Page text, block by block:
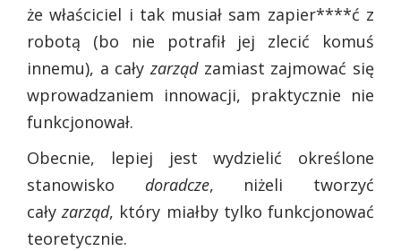
że właściciel i tak musiał sam zapier****ć z
robotą (bo nie potrafił jej zlecić komuś
innemu), a całyzarząd zamiast zajmować się
wprowadzaniem innowacji, praktycznie nie
funkcjonował.
Obecnie, lepiej jest wydzielić określone
stanowisko doradcze, niżeli tworzyć
całyzarząd, który miałby tylko funkcjonować
teoretycznie.